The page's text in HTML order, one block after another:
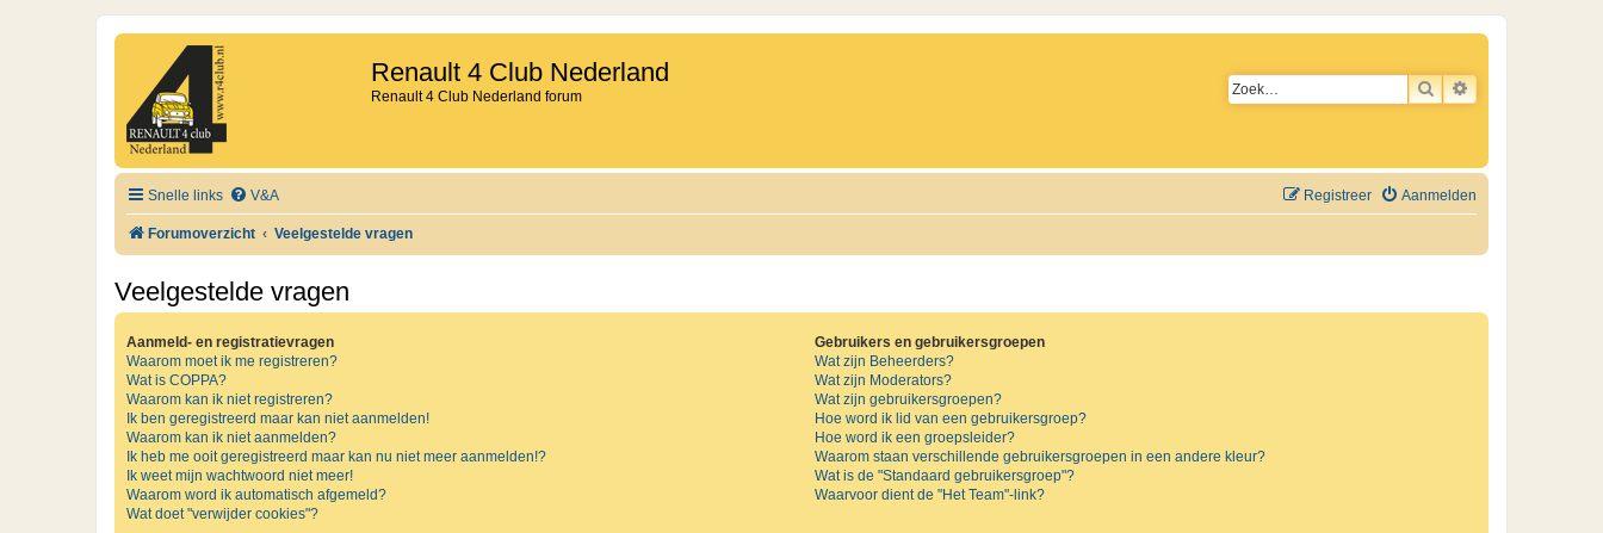
Renault 4 Club Nederland
Renault 4 Club Nederland forum ZOEKUITGEBREID
Snelle links V&A Aanmelden
Registreer
Forumoverzicht Veelgestelde vragen
Veelgestelde vragen
Aanmeld- en registratievragen
Waarom moet ik me registreren?
Wat is COPPA?
Waarom kan ik niet registreren?
Ik ben geregistreerd maar kan niet aanmelden!
Waarom kan ik niet aanmelden?
Ik heb me ooit geregistreerd maar kan nu niet meer aanmelden!?
Ik weet mijn wachtwoord niet meer!
Waarom word ik automatisch afgemeld?
Wat doet "verwijder cookies"?
Gebruikers en gebruikersgroepen
Wat zijn Beheerders?
Wat zijn Moderators?
Wat zijn gebruikersgroepen?
Hoe word ik lid van een gebruikersgroep?
Hoe word ik een groepsleider?
Waarom staan verschillende gebruikersgroepen in een andere kleur?
Wat is de "Standaard gebruikersgroep"?
Waarvoor dient de "Het Team"-link?